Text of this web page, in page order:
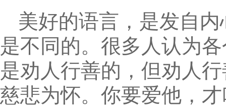
美好的语言，是发自
是不同的。很多人认为
是劝人行善的，但劝人
慈悲为怀。你要爱他，